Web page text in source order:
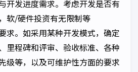
开发进度需求。考虑开发是否有
软/硬件投资有无限制等
求。如采用某种开发模式，确定
里程碑和评审、验收标准、各种
级等，以及可维护性方面的要求